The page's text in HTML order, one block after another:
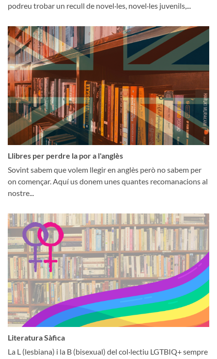
podreu trobar un recull de novel·les, novel·les juvenils,...
Llibres per perdre la por a l'anglès
Sovint sabem que volem llegir en anglès però no sabem per
on començar. Aquí us donem unes quantes recomanacions al
nostre...
Literatura Sàfica
La L (lesbiana) i la B (bisexual) del col·lectiu LGTBIQ+ sempre